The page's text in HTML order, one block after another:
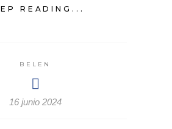
READING...
BELEN
16 junio 2024